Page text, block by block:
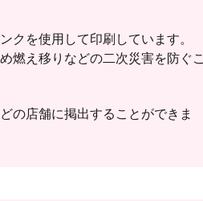
クを使用して印刷しています。
燃え移りなどの二次災害を防ぐこ
の店舗に掲出することができま